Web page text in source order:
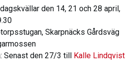
den 14, 21 och 28 april,
Skarpnäcks Gårdsväg
Senast den 27/3 till Kalle Lindqvist